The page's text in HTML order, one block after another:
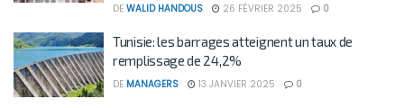
DE WALID HANDOUS 26 FÉVRIER 2025 0
Tunisie: les barrages atteignent un taux de
remplissage de 24,2%
DE MANAGERS 13 JANVIER 2025 0